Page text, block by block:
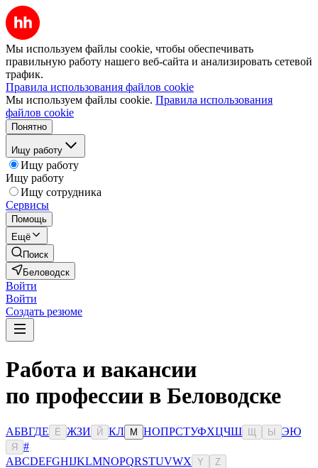
Мы используем файлы cookie, чтобы обеспечивать
правильную работу нашего веб-сайта и анализировать сетевой
трафик.
Правила использования файлов cookie
Мы используем файлы cookie. Правила использования
файлов cookie
Понятно
Ищу работу
Ищу работу
Ищу работу
Ищу сотрудника
Сервисы
Помощь
Ещё
Поиск
Беловодск
Войти
Войти
Создать резюме
Работа и вакансии
по профессии в Беловодске
АБВГДЕ Ё ЖЗИ Й КЛ М НОПРСТУФХЦЧШ Ы ЭЮ
Я
#
ABCDEFGHIJKLMNOPQRSTUVWX Y Z